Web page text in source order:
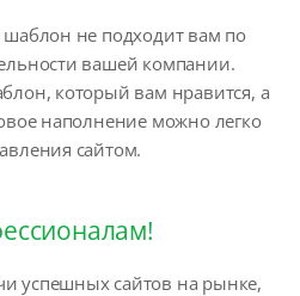
шаблон не подходит вам по
вашей компании.
который вам нравится, а
наполнение можно легко
сайтом.
успешных сайтов на рынке,